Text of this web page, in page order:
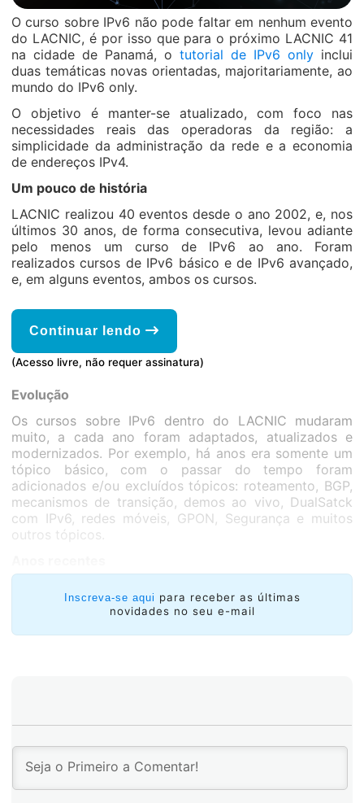
O curso sobre IPv6 não pode faltar em nenhum evento
do LACNIC, é por isso que para o próximo LACNIC 41
na cidade de Panamá, o tutorial de IPv6 only inclui
duas temáticas novas orientadas, majoritariamente, ao
mundo do IPv6 only.
O objetivo é manter-se atualizado, com foco nas
necessidades reais das operadoras da região: a
simplicidade da administração da rede e a economia
de endereços IPv4.
Um pouco de história
LACNIC realizou 40 eventos desde o ano 2002, e, nos
últimos 30 anos, de forma consecutiva, levou adiante
pelo menos um curso de IPv6 ao ano. Foram
realizados cursos de IPv6 básico e de IPv6 avançado,
e, em alguns eventos, ambos os cursos.
Continuar lendo
(Acesso livre, não requer assinatura)
Evolução
Os cursos sobre IPv6 dentro do LACNIC mudaram
muito, a cada ano foram adaptados, atualizados e
modernizados. Por exemplo, há anos era somente um
tópico básico, com o passar do tempo foram
adicionados e/ou excluídos tópicos: roteamento, BGP,
mecanismos de transição, demos ao vivo, DualSatck
com IPv6, redes móveis, GPON, Segurança e muitos
outros tópicos.
Inscreva-se aqui para receber as últimas
novidades no seu e-mail